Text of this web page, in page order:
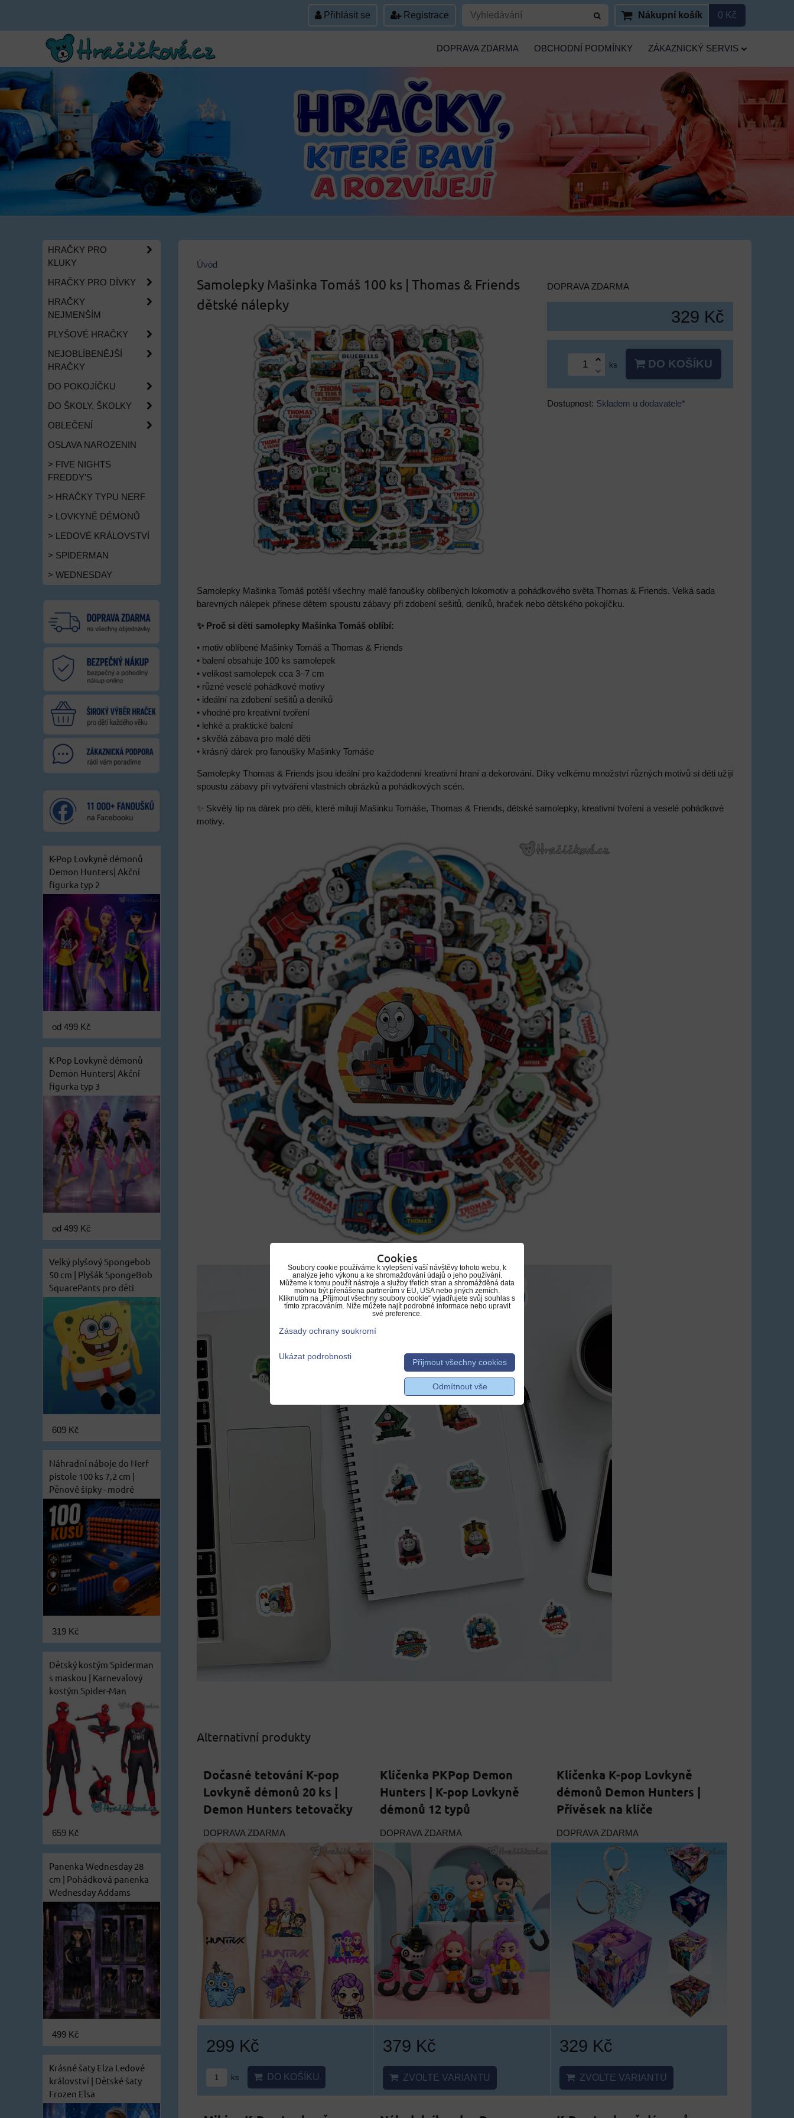
Přihlásit se Registrace Nákupní košík 0 Kč
DOPRAVA ZDARMA OBCHODNÍ PODMÍNKY ZÁKAZNICKÝ SERVIS
Úvod
Samolepky Mašinka Tomáš 100 ks | Thomas & Friends
dětské nálepky
DOPRAVA ZDARMA
329 Kč
ks DO KOŠÍKU
Dostupnost: Skladem u dodavatele*
Samolepky Mašinka Tomáš potěší všechny malé fanoušky oblíbených lokomotiv a pohádkového světa Thomas & Friends. Velká sada
barevných nálepek přinese dětem spoustu zábavy při zdobení sešitů, deníků, hraček nebo dětského pokojíčku.
✨ Proč si děti samolepky Mašinka Tomáš oblíbí:
• motiv oblíbené Mašinky Tomáš a Thomas & Friends
• balení obsahuje 100 ks samolepek
• velikost samolepek cca 3–7 cm
• různé veselé pohádkové motivy
• ideální na zdobení sešitů a deníků
• vhodné pro kreativní tvoření
• lehké a praktické balení
• skvělá zábava pro malé děti
• krásný dárek pro fanoušky Mašinky Tomáše
Samolepky Thomas & Friends jsou ideální pro každodenní kreativní hraní a dekorování. Díky velkému množství různých motivů si děti užijí
spoustu zábavy při vytváření vlastních obrázků a pohádkových scén.
✨ Skvělý tip na dárek pro děti, které milují Mašinku Tomáše, Thomas & Friends, dětské samolepky, kreativní tvoření a veselé pohádkové
motivy.
Alternativní produkty
Dočasné tetování K-pop
Lovkyně démonů 20 ks |
Demon Hunters tetovačky
DOPRAVA ZDARMA
299 Kč
ks DO KOŠÍKU
Klíčenka PKPop Demon
Hunters | K-pop Lovkyně
démonů 12 typů
DOPRAVA ZDARMA
379 Kč
ZVOLTE VARIANTU
Klíčenka K-pop Lovkyně
démonů Demon Hunters |
Přívěsek na klíče
DOPRAVA ZDARMA
329 Kč
ZVOLTE VARIANTU
HRAČKY PRO
KLUKY
HRAČKY PRO DÍVKY
HRAČKY
NEJMENŠÍM
PLYŠOVÉ HRAČKY
NEJOBLÍBENĚJŠÍ
HRAČKY
DO POKOJÍČKU
DO ŠKOLY, ŠKOLKY
OBLEČENÍ
OSLAVA NAROZENIN
> FIVE NIGHTS
FREDDY'S
> HRAČKY TYPU NERF
> LOVKYNĚ DÉMONŮ
> LEDOVÉ KRÁLOVSTVÍ
> SPIDERMAN
> WEDNESDAY
K-Pop Lovkyně démonů
Demon Hunters| Akční
figurka typ 2
od 499 Kč
K-Pop Lovkyně démonů
Demon Hunters| Akční
figurka typ 3
od 499 Kč
Velký plyšový Spongebob
50 cm | Plyšák SpongeBob
SquarePants pro děti
609 Kč
Náhradní náboje do Nerf
pistole 100 ks 7,2 cm |
Pěnové šipky - modré
319 Kč
Dětský kostým Spiderman
s maskou | Karnevalový
kostým Spider-Man
659 Kč
Panenka Wednesday 28
cm | Pohádková panenka
Wednesday Addams
499 Kč
Krásné šaty Elza Ledové
království | Dětské šaty
Frozen Elsa
Cookies
Soubory cookie používáme k vylepšení vaší návštěvy tohoto webu, k
analýze jeho výkonu a ke shromažďování údajů o jeho používání.
Můžeme k tomu použít nástroje a služby třetích stran a shromážděná data
mohou být přenášena partnerům v EU, USA nebo jiných zemích.
Kliknutím na „Přijmout všechny soubory cookie“ vyjadřujete svůj souhlas s
tímto zpracováním. Níže můžete najít podrobné informace nebo upravit
své preference.
Zásady ochrany soukromí
Ukázat podrobnosti
Přijmout všechny cookies
Odmítnout vše